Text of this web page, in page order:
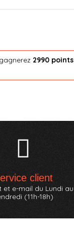
2990 points
client
et e-mail du Lundi au
(11h-18h)